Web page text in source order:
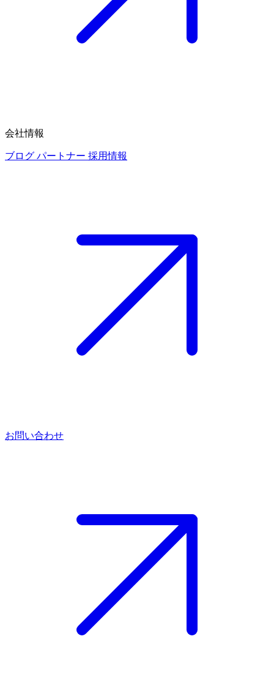
会社情報
ブログ パートナー 採用情報
お問い合わせ